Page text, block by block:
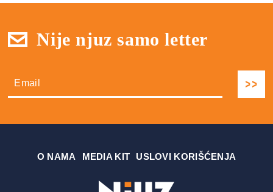
Nije njuz samo letter
О NAMA MEDIA KIT USLOVI KORIŠĆENJA